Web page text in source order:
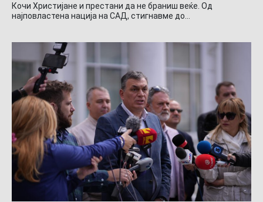
Кочи Христијане и престани да не браниш веќе. Од
најповластена нација на САД, стигнавме до…